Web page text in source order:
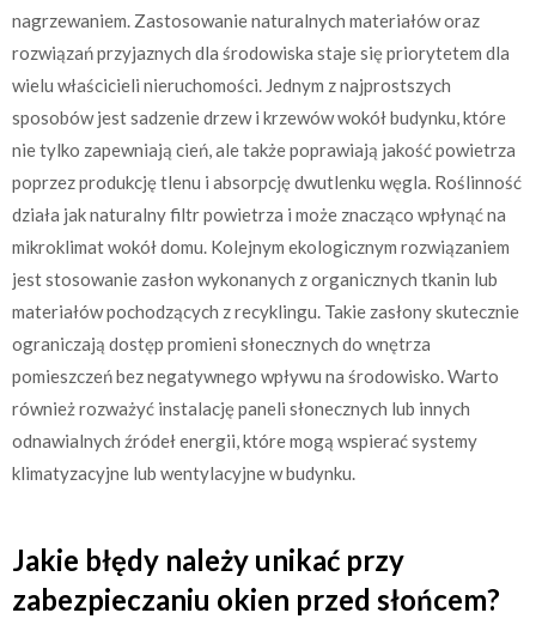
nagrzewaniem. Zastosowanie naturalnych materiałów oraz
rozwiązań przyjaznych dla środowiska staje się priorytetem dla
wielu właścicieli nieruchomości. Jednym z najprostszych
sposobów jest sadzenie drzew i krzewów wokół budynku, które
nie tylko zapewniają cień, ale także poprawiają jakość powietrza
poprzez produkcję tlenu i absorpcję dwutlenku węgla. Roślinność
działa jak naturalny filtr powietrza i może znacząco wpłynąć na
mikroklimat wokół domu. Kolejnym ekologicznym rozwiązaniem
jest stosowanie zasłon wykonanych z organicznych tkanin lub
materiałów pochodzących z recyklingu. Takie zasłony skutecznie
ograniczają dostęp promieni słonecznych do wnętrza
pomieszczeń bez negatywnego wpływu na środowisko. Warto
również rozważyć instalację paneli słonecznych lub innych
odnawialnych źródeł energii, które mogą wspierać systemy
klimatyzacyjne lub wentylacyjne w budynku.
Jakie błędy należy unikać przy
zabezpieczaniu okien przed słońcem?